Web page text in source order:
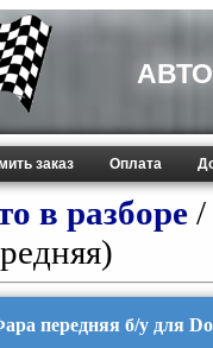
заказ Оплата
в разборе /
передняя б/у для